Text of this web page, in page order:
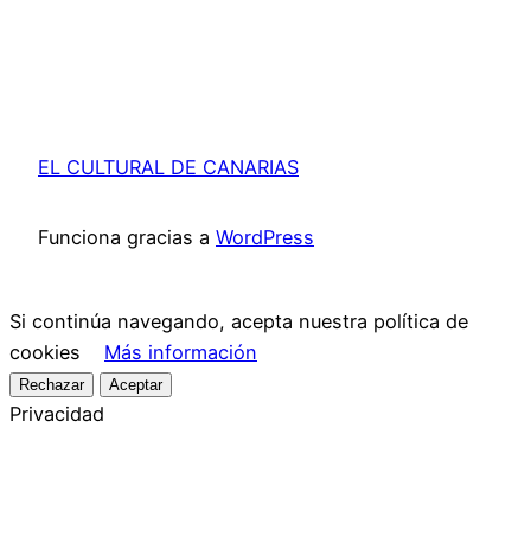
EL CULTURAL DE CANARIAS
Funciona gracias a WordPress
Si continúa navegando, acepta nuestra política de
cookies Más información
Rechazar Aceptar
Privacidad